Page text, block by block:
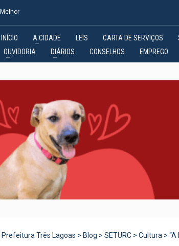
INÍCIO A CIDADE LEIS CARTA DE SERVIÇOS
OUVIDORIA
DIÁRIOS CONSELHOS EMPREGO
Prefeitura Três Lagoas > Blog > SETURC > Cultura >